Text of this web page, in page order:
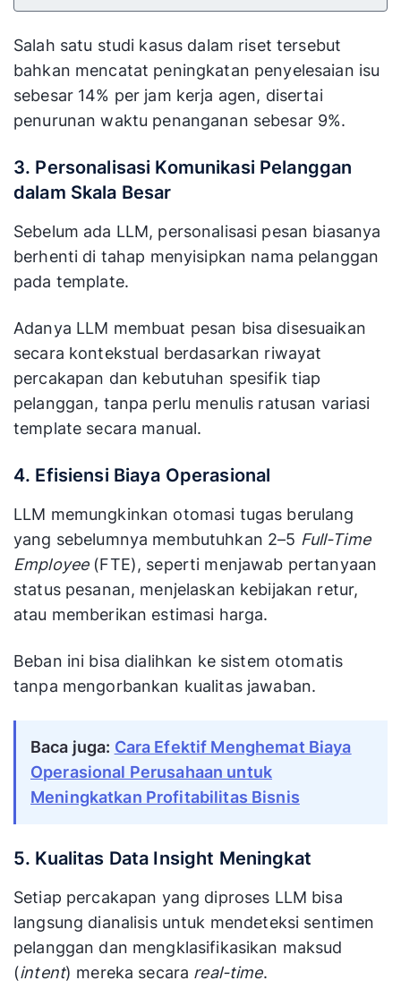
Salah satu studi kasus dalam riset tersebut
bahkan mencatat peningkatan penyelesaian isu
sebesar 14% per jam kerja agen, disertai
penurunan waktu penanganan sebesar 9%.
3. Personalisasi Komunikasi Pelanggan
dalam Skala Besar
Sebelum ada LLM, personalisasi pesan biasanya
berhenti di tahap menyisipkan nama pelanggan
pada template.
Adanya LLM membuat pesan bisa disesuaikan
secara kontekstual berdasarkan riwayat
percakapan dan kebutuhan spesifik tiap
pelanggan, tanpa perlu menulis ratusan variasi
template secara manual.
4. Efisiensi Biaya Operasional
LLM memungkinkan otomasi tugas berulang
yang sebelumnya membutuhkan 2–5 Full-Time
Employee(FTE), seperti menjawab pertanyaan
status pesanan, menjelaskan kebijakan retur,
atau memberikan estimasi harga.
Beban ini bisa dialihkan ke sistem otomatis
tanpa mengorbankan kualitas jawaban.
Baca juga: Cara Efektif Menghemat Biaya
Operasional Perusahaan untuk
Meningkatkan Profitabilitas Bisnis
5. Kualitas Data Insight Meningkat
Setiap percakapan yang diproses LLM bisa
langsung dianalisis untuk mendeteksi sentimen
pelanggan dan mengklasifikasikan maksud
(intent) mereka secara real-time.